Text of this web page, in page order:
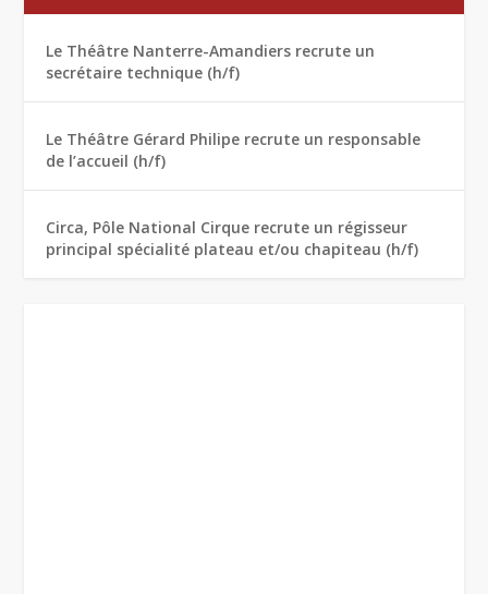
Le Théâtre Nanterre-Amandiers recrute un
secrétaire technique (h/f)
Le Théâtre Gérard Philipe recrute un responsable
de l’accueil (h/f)
Circa, Pôle National Cirque recrute un régisseur
principal spécialité plateau et/ou chapiteau (h/f)